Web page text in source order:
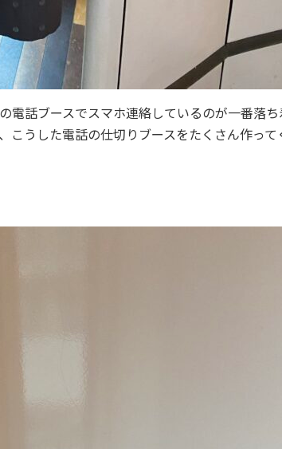
電話ブースでスマホ連絡しているのが一番落
こうした電話の仕切りブースをたくさん作っ